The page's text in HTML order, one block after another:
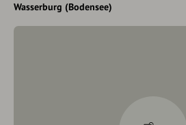
Wasserburg (Bodensee)